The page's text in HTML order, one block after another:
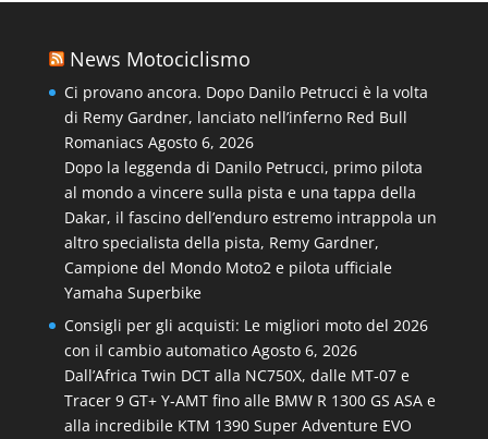
News Motociclismo
Ci provano ancora. Dopo Danilo Petrucci è la volta
di Remy Gardner, lanciato nell’inferno Red Bull
Romaniacs Agosto 6, 2026
Dopo la leggenda di Danilo Petrucci, primo pilota
al mondo a vincere sulla pista e una tappa della
Dakar, il fascino dell’enduro estremo intrappola un
altro specialista della pista, Remy Gardner,
Campione del Mondo Moto2 e pilota ufficiale
Yamaha Superbike
Consigli per gli acquisti: Le migliori moto del 2026
con il cambio automatico Agosto 6, 2026
Dall’Africa Twin DCT alla NC750X, dalle MT‑07 e
Tracer 9 GT+ Y‑AMT fino alle BMW R 1300 GS ASA e
alla incredibile KTM 1390 Super Adventure EVO